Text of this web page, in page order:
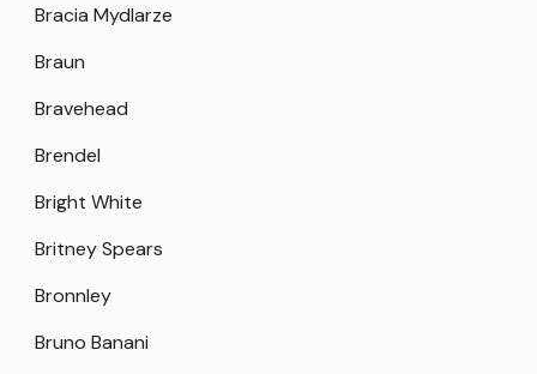
Bracia Mydlarze
Braun
Bravehead
Brendel
Bright White
Britney Spears
Bronnley
Bruno Banani